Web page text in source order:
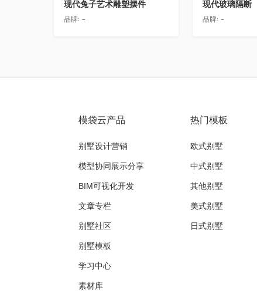
现代兔子艺术雕塑摆件
品牌: -
现代玻璃隔断
品牌: -
模袋云产品
别墅设计营销
模型协同展示分享
BIM可视化开发
文章专栏
别墅社区
别墅模板
学习中心
素材库
热门模板
欧式别墅
中式别墅
其他别墅
美式别墅
日式别墅